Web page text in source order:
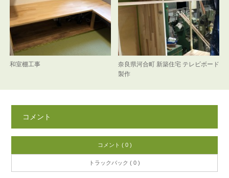
和室棚工事
奈良県河合町 新築住宅 テレビボード
製作
コメント
コメント ( 0 )
トラックバック ( 0 )